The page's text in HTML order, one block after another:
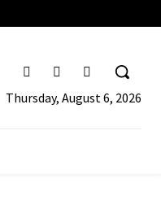
Thursday, August 6, 2026